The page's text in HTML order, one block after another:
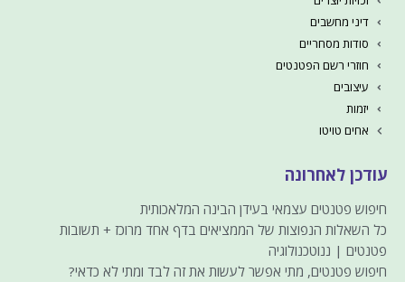
דיני מחשבים
סודות מסחריים
חוזרי רשם הפטנטים
עיצובים
יזמות
אחים טויטו
עודכן לאחרונה
חיפוש פטנטים עצמאי בעידן הבינה המלאכותית
כל השאלות הנפוצות של הממציאים בדף אחד מרוכז + תשובות
פטנטים | ננוטכנולוגיה
חיפוש פטנטים, מתי אפשר לעשות את זה לבד ומתי לא כדאי?